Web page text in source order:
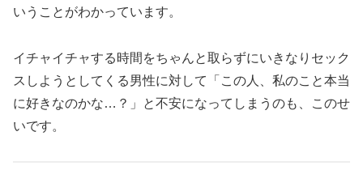
いうことがわかっています。
イチャイチャする時間をちゃんと取らずにいきなりセック
スしようとしてくる男性に対して「この人、私のこと本当
に好きなのかな…？」と不安になってしまうのも、このせ
いです。